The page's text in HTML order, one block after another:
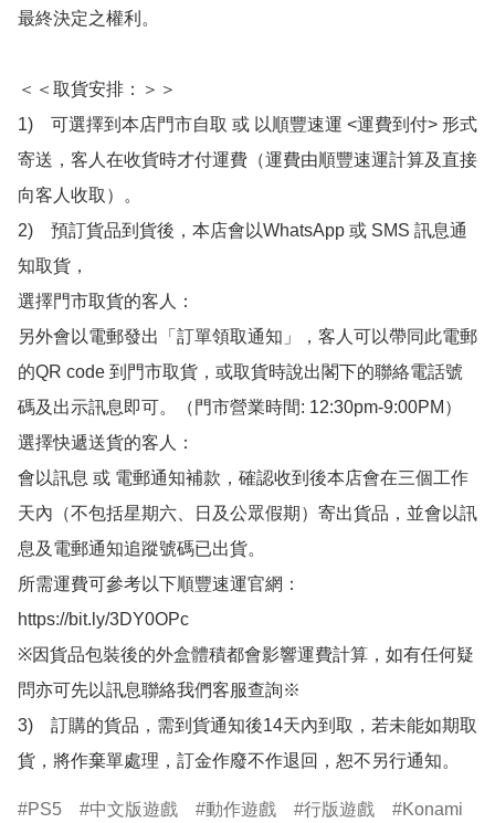
最終決定之權利。
＜＜取貨安排：＞＞
1)　可選擇到本店門市自取 或 以順豐速運 <運費到付> 形式
寄送，客人在收貨時才付運費（運費由順豐速運計算及直接
向客人收取）。
2)　預訂貨品到貨後，本店會以WhatsApp 或 SMS 訊息通
知取貨，
選擇門市取貨的客人：
另外會以電郵發出「訂單領取通知」，客人可以帶同此電郵
的QR code 到門市取貨，或取貨時說出閣下的聯絡電話號
碼及出示訊息即可。（門市營業時間: 12:30pm-9:00PM）
選擇快遞送貨的客人：
會以訊息 或 電郵通知補款，確認收到後本店會在三個工作
天內（不包括星期六、日及公眾假期）寄出貨品，並會以訊
息及電郵通知追蹤號碼已出貨。
所需運費可參考以下順豐速運官網：
https://bit.ly/3DY0OPc
※因貨品包裝後的外盒體積都會影響運費計算，如有任何疑
問亦可先以訊息聯絡我們客服查詢※
3)　訂購的貨品，需到貨通知後14天內到取，若未能如期取
貨，將作棄單處理，訂金作廢不作退回，恕不另行通知。
PS5 中文版遊戲 動作遊戲 行版遊戲
Konami